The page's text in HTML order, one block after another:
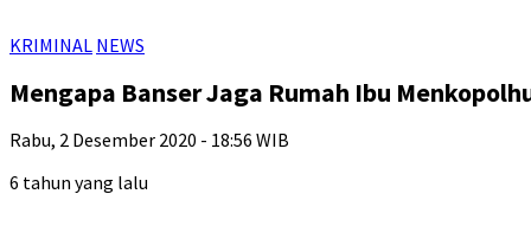
KRIMINAL NEWS
Mengapa Banser Jaga Rumah Ibu
Rabu, 2 Desember 2020 - 18:56 WIB
6 tahun yang lalu